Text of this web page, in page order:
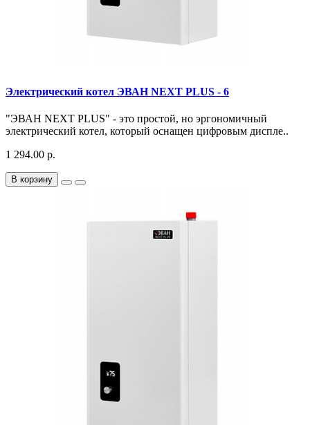
Электрический котел ЭВАН NEXT PLUS - 6
"ЭВАН NEXT PLUS" - это простой, но эргономичный
электрический котел, который оснащен цифровым диспле..
1 294.00 р.
В корзину